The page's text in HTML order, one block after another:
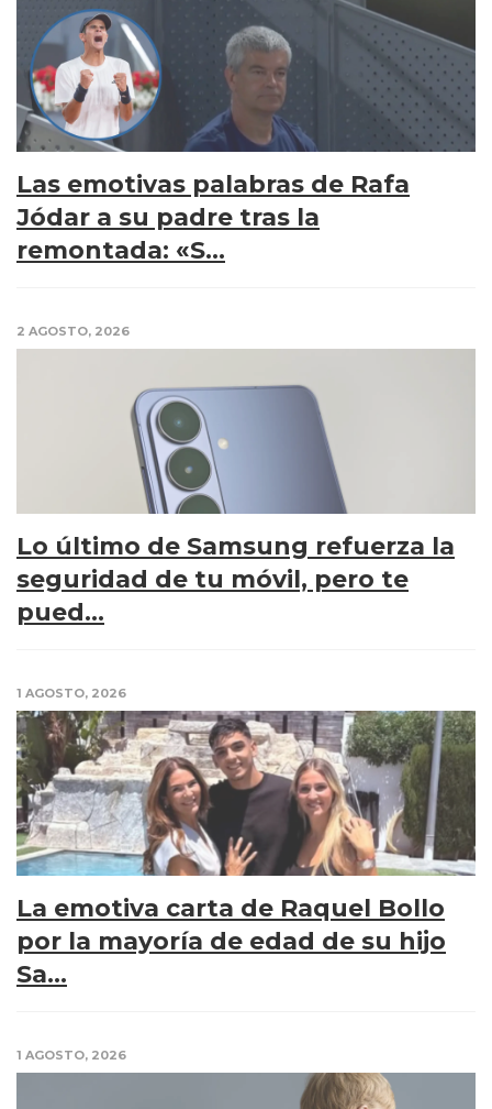
Las emotivas palabras de Rafa
Jódar a su padre tras la
remontada: «S...
2 AGOSTO, 2026
Lo último de Samsung refuerza la
seguridad de tu móvil, pero te
pued...
1 AGOSTO, 2026
La emotiva carta de Raquel Bollo
por la mayoría de edad de su hijo
Sa...
1 AGOSTO, 2026